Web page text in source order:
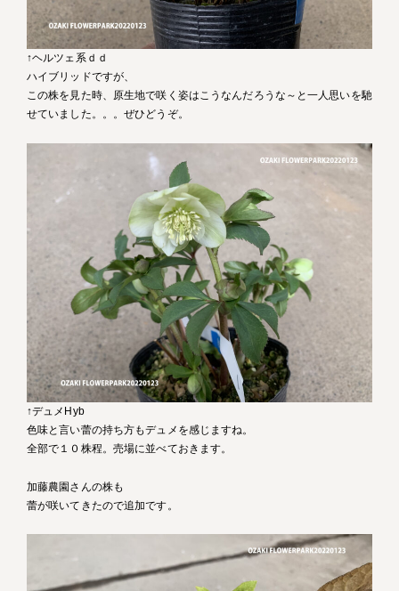
↑ヘルツェ系ｄｄ
ハイブリッドですが、
この株を見た時、原生地で咲く姿はこうなんだろうな～と一人思いを馳
せていました。。。ぜひどうぞ。
↑デュメHyb
色味と言い蕾の持ち方もデュメを感じますね。
全部で１０株程。売場に並べておきます。
加藤農園さんの株も
蕾が咲いてきたので追加です。